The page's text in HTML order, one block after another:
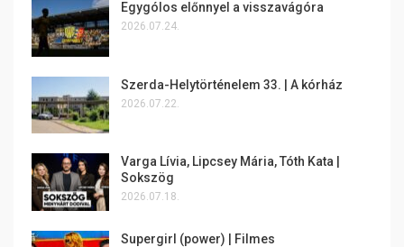
Egygólos előnnyel a visszavágóra
2026.07.24.
Szerda-Helytörténelem 33. | A kórház
2026.07.22.
Varga Lívia, Lipcsey Mária, Tóth Kata |
Sokszög
2026.07.18.
Supergirl (power) | Filmes